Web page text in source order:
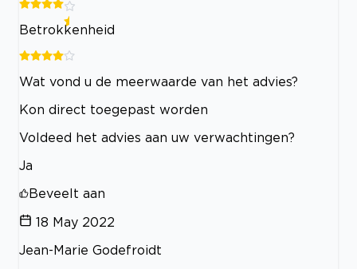
Betrokkenheid
Wat vond u de meerwaarde van het advies?
Kon direct toegepast worden
Voldeed het advies aan uw verwachtingen?
Ja
Beveelt aan
18 May 2022
Jean-Marie Godefroidt